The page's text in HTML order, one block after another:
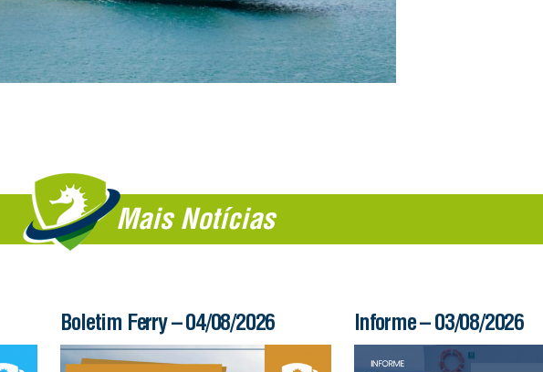
Mais Notícias
Boletim Ferry – 04/08/2026 Informe – 03/08/2026